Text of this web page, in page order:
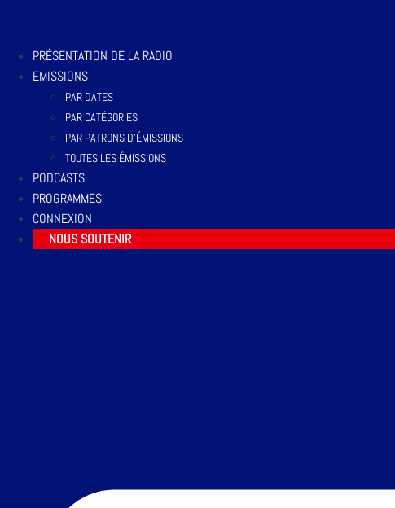
PRÉSENTATION DE LA RADIO
EMISSIONS
PAR DATES
PAR CATÉGORIES
PAR PATRONS D’ÉMISSIONS
TOUTES LES ÉMISSIONS
PODCASTS
PROGRAMMES
CONNEXION
NOUS SOUTENIR